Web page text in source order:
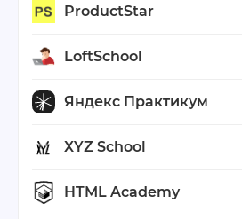
ProductStar
LoftSchool
Яндекс Практикум
XYZ School
HTML Academy